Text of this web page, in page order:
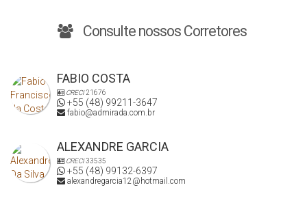
Consulte nossos Corretores
FABIO COSTA
CRECI21676
+55 (48) 99211-3647
fabio@admirada.com.br
ALEXANDRE GARCIA
CRECI33535
+55 (48) 99132-6397
alexandregarcia12@hotmail.com